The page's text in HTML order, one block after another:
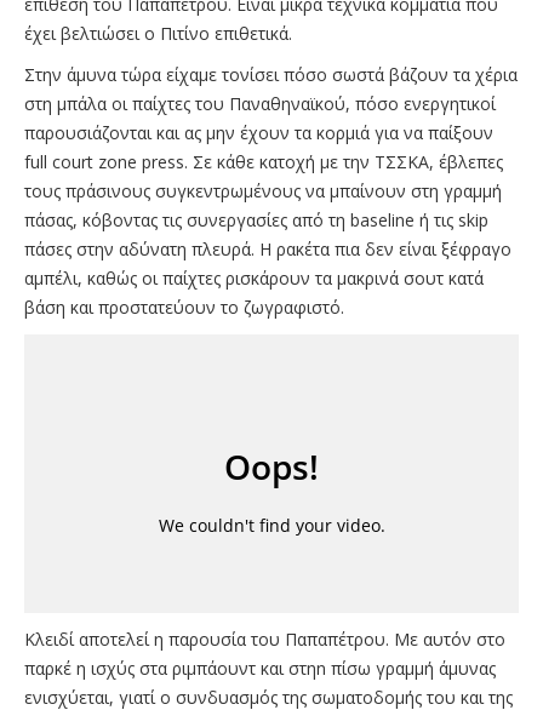
έχει βελτιώσει ο Πιτίνο επιθετικά.
Στην άμυνα τώρα είχαμε τονίσει πόσο σωστά βάζουν τα χέρια
στη μπάλα οι παίχτες του Παναθηναϊκού, πόσο ενεργητικοί
παρουσιάζονται και ας μην έχουν τα κορμιά για να παίξουν
full court zone press. Σε κάθε κατοχή με την ΤΣΣΚΑ, έβλεπες
τους πράσινους συγκεντρωμένους να μπαίνουν στη γραμμή
πάσας, κόβοντας τις συνεργασίες από τη baseline ή τις skip
πάσες στην αδύνατη πλευρά. Η ρακέτα πια δεν είναι ξέφραγο
αμπέλι, καθώς οι παίχτες ρισκάρουν τα μακρινά σουτ κατά
βάση και προστατεύουν το ζωγραφιστό.
Κλειδί αποτελεί η παρουσία του Παπαπέτρου. Με αυτόν στο
παρκέ η ισχύς στα ριμπάουντ και στηn πίσω γραμμή άμυνας
ενισχύεται, γιατί ο συνδυασμός της σωματοδομής του και της